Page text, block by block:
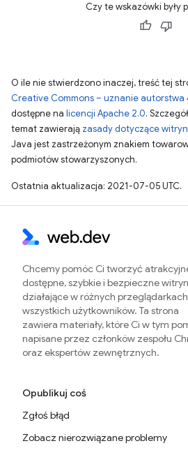
Czy te wskazówki były
O ile nie stwierdzono inaczej, treść tej
Creative Commons – uznanie autorstwa
dostępne na licencji Apache 2.0.
temat zawierają zasady dotyczące
Java jest zastrzeżonym znakiem
podmiotów stowarzyszonych.
Ostatnia aktualizacja: 2021-07-05 UTC.
Chcemy pomóc Ci tworzyć
dostępne, szybkie i bezpieczne
działające w różnych
wszystkich użytkowników. Ta strona
zawiera materiały, które Ci w tym
napisane przez członków zespołu
oraz ekspertów zewnętrznych.
Opublikuj coś
Zgłoś błąd
Zobacz nierozwiązane problemy